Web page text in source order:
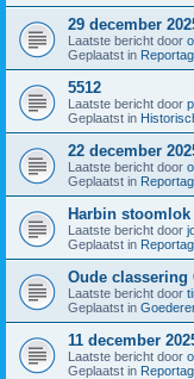
29 december
Laatste bericht door
Geplaatst in
5512
Laatste bericht door
Geplaatst in
22 december
Laatste bericht door
Geplaatst in
Harbin stoomlok
Laatste bericht door
Geplaatst in
Oude classering
Laatste bericht door
Geplaatst in
11 december
Laatste bericht door
Geplaatst in